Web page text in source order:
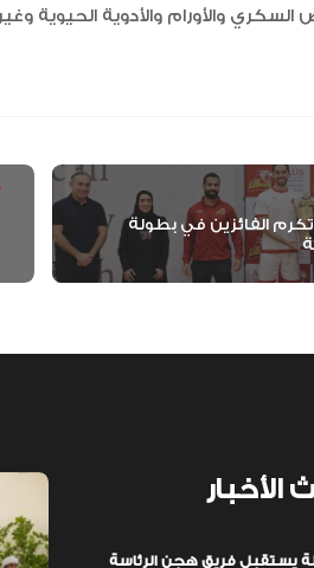
الفائزين في بطولة
الأخبار